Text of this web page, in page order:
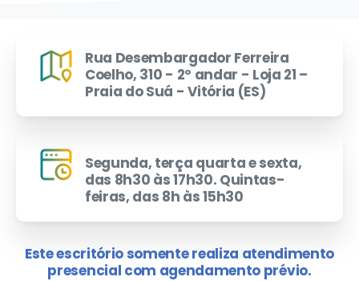
Rua Desembargador Ferreira
Coelho, 310 - 2º andar - Loja 21 –
Praia do Suá - Vitória (ES)
Segunda, terça quarta e sexta,
das 8h30 às 17h30. Quintas-
feiras, das 8h às 15h30
Este escritório somente realiza atendimento
presencial com agendamento prévio.